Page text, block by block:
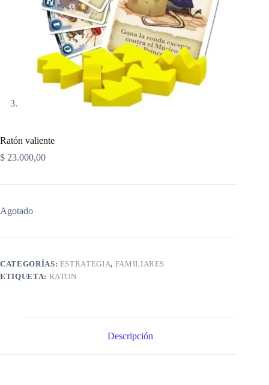
Ratón valiente
$ 23.000,00
Agotado
CATEGORÍAS: ESTRATEGIA, FAMILIARES
ETIQUETA: RATON
Descripción